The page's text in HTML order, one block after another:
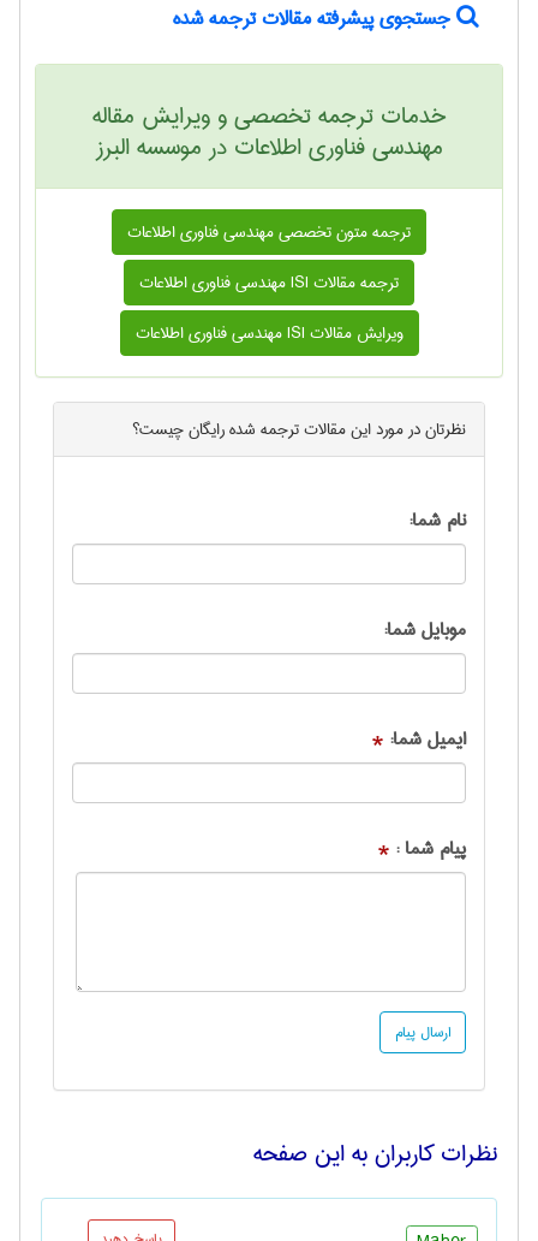
جستجوی پیشرفته مقالات ترجمه شده
خدمات ترجمه تخصصی و ویرایش مقاله
مهندسی فناوری اطلاعات در موسسه البرز
ترجمه متون تخصصی مهندسی فناوری اطلاعات
ترجمه مقالات ISI مهندسی فناوری اطلاعات
ویرایش مقالات ISI مهندسی فناوری اطلاعات
نظرتان در مورد اینمقالات ترجمه شده رایگانچیست؟
نام شما:
موبایل شما:
ایمیل شما: *
پیام شما : *
نظرات کاربران به این صفحه